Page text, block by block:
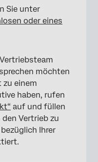
Sie unter
oder eines
möchten
zu einem
haben, rufen
auf und füllen
den Vertrieb zu
Ihrer